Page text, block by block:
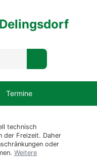
Termine
technisch
der Freizeit. Daher
oder
Weitere